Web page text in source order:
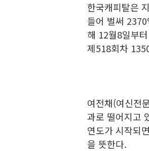
한국캐피탈은
들어 벌써
해 12월8일부
제518회차
여전채(여신전
과로 떨어지고
연도가 시작되
을 뜻한다.